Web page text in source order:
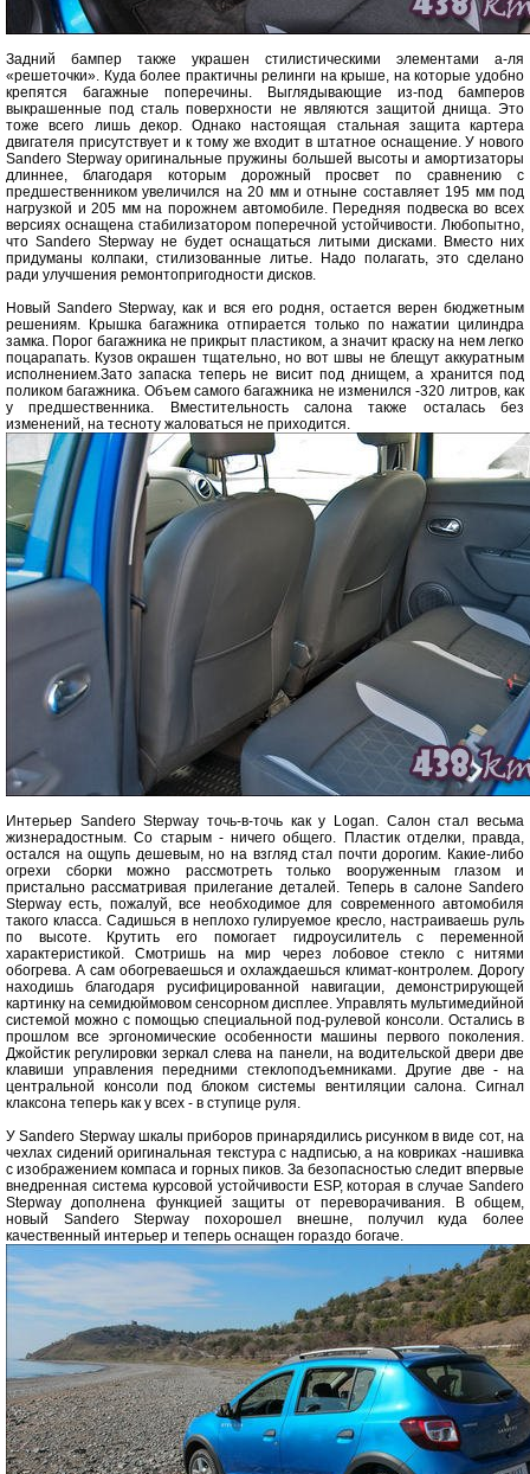
Задний бампер также украшен стилистическими элементами а-ля
«решеточки». Куда более практичны релинги на крыше, на которые удобно
крепятся багажные поперечины. Выглядывающие из-под бамперов
выкрашенные под сталь поверхности не являются защитой днища. Это
тоже всего лишь декор. Однако настоящая стальная защита картера
двигателя присутствует и к тому же входит в штатное оснащение. У нового
Sandero Stepway оригинальные пружины большей высоты и амортизаторы
длиннее, благодаря которым дорожный просвет по сравнению с
предшественником увеличился на 20 мм и отныне составляет 195 мм под
нагрузкой и 205 мм на порожнем автомобиле. Передняя подвеска во всех
версиях оснащена стабилизатором поперечной устойчивости. Любопытно,
что Sandero Stepway не будет оснащаться литыми дисками. Вместо них
придуманы колпаки, стилизованные литье. Надо полагать, это сделано
ради улучшения ремонтопригодности дисков.
Новый Sandero Stepway, как и вся его родня, остается верен бюджетным
решениям. Крышка багажника отпирается только по нажатии цилиндра
замка. Порог багажника не прикрыт пластиком, а значит краску на нем легко
поцарапать. Кузов окрашен тщательно, но вот швы не блещут аккуратным
исполнением.Зато запаска теперь не висит под днищем, а хранится под
поликом багажника. Объем самого багажника не изменился -320 литров, как
у предшественника. Вместительность салона также осталась без
изменений, на тесноту жаловаться не приходится.
Интерьер Sandero Stepway точь-в-точь как у Logan. Салон стал весьма
жизнерадостным. Со старым - ничего общего. Пластик отделки, правда,
остался на ощупь дешевым, но на взгляд стал почти дорогим. Какие-либо
огрехи сборки можно рассмотреть только вооруженным глазом и
пристально рассматривая прилегание деталей. Теперь в салоне Sandero
Stepway есть, пожалуй, все необходимое для современного автомобиля
такого класса. Садишься в неплохо гулируемое кресло, настраиваешь руль
по высоте. Крутить его помогает гидроусилитель с переменной
характеристикой. Смотришь на мир через лобовое стекло с нитями
обогрева. А сам обогреваешься и охлаждаешься климат-контролем. Дорогу
находишь благодаря русифицированной навигации, демонстрирующей
картинку на семидюймовом сенсорном дисплее. Управлять мультимедийной
системой можно с помощью специальной под-рулевой консоли. Остались в
прошлом все эргономические особенности машины первого поколения.
Джойстик регулировки зеркал слева на панели, на водительской двери две
клавиши управления передними стеклоподъемниками. Другие две - на
центральной консоли под блоком системы вентиляции салона. Сигнал
клаксона теперь как у всех - в ступице руля.
У Sandero Stepway шкалы приборов принарядились рисунком в виде сот, на
чехлах сидений оригинальная текстура с надписью, а на ковриках -нашивка
с изображением компаса и горных пиков. За безопасностью следит впервые
внедренная система курсовой устойчивости ESP, которая в случае Sandero
Stepway дополнена функцией защиты от переворачивания. В общем,
новый Sandero Stepway похорошел внешне, получил куда более
качественный интерьер и теперь оснащен гораздо богаче.